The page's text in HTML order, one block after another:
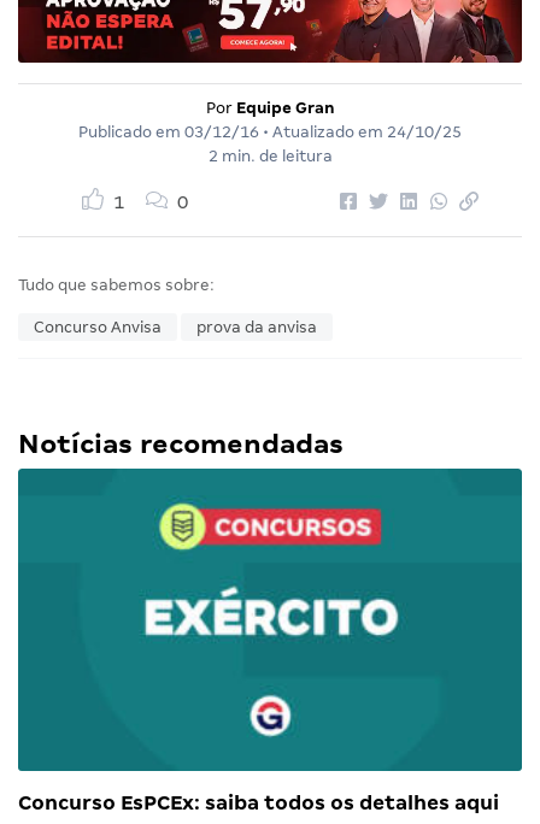
Por Equipe Gran
Publicado em 03/12/16 • Atualizado em 24/10/25
2 min. de leitura
1 0
Tudo que sabemos sobre:
Concurso Anvisa prova da anvisa
Notícias recomendadas
Concurso EsPCEx: saiba todos os detalhes aqui